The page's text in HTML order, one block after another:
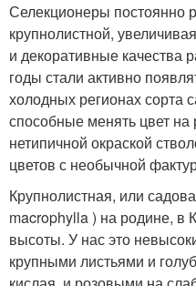
Селекционеры постоянно
крупнолистной,
и декоративные качества
годы стали активно
холодных регионах сор­та
способные менять цвет на
нетипичной окраской
цветов с необычной
Крупнолистная, или
macrophylla ) на родине, в
высоты. У нас это
крупными листьями и